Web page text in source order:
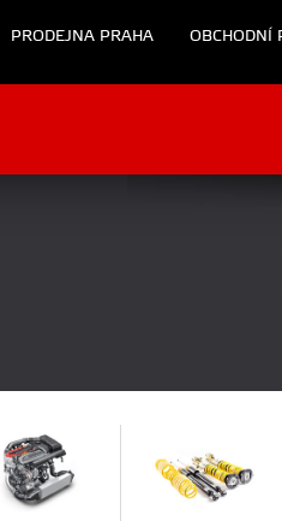
PRODEJNA PRAHA OBCHODNÍ